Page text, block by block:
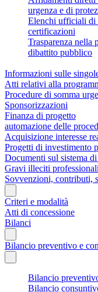
urgenza e di
Elenchi ufficiali di
certificazioni
Trasparenza nella
dibattito pubblico
Informazioni sulle
Atti relativi alla
Procedure di somma
Sponsorizzazioni
Finanza di progetto
automazione delle
Acquisizione interesse
Progetti di investimento
Documenti sul sistema
Gravi illeciti professionali
Sovvenzioni, contributi,
Criteri e modalità
Atti di concessione
Bilanci
Bilancio preventivo e
Bilancio
Bilancio